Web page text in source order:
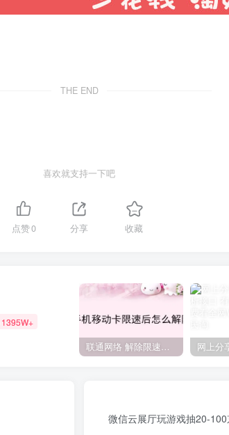
THE END
喜欢就支持一下吧
点赞0 分享 收藏
1395W+
联通网络 解除限速方法参考！畅享、畅玩、老白干等及其它地区自测了
微信云展厅玩游戏抽20-